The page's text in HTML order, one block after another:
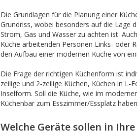
Die Grundlagen für die Planung einer
Grundriss, wobei besonders auf die Lage
Strom, Gas und Wasser zu achten ist.
Küche arbeitenden Personen Links- oder
den Aufbau einer modernen Küche von
Die Frage der richtigen Küchenform ist
zeilige und 2-zeilige Küchen, Küchen in
Inselform. Soll die Küche, wie im
Küchenbar zum Esszimmer/Essplatz
Welche Geräte sollen in